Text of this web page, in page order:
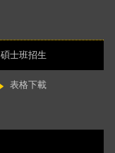
碩士班招生
表格下載